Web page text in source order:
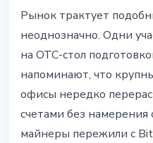
Рынок трактует
неоднозначно. Одни
на OTC-стол
напоминают, что
офисы нередко
счетами без
майнеры пережили с